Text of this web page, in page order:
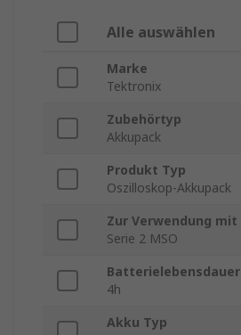
Alle auswählen
Marke
Tektronix
Zubehörtyp
Akkupack
Produkt Typ
Oszilloskop-Akkupack
Zur Verwendung mit
Serie 2 MSO
Batterielebensdauer
4h
Akku Typ